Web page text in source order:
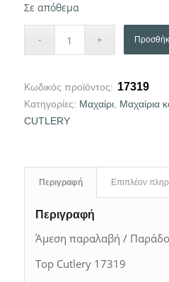
Σε απόθεμα
Κωδικός προϊόντος: 17319
Κατηγορίες: Μαχαίρι, Μαχαίρια
CUTLERY
Περιγραφή Επιπλέον
Περιγραφή
Άμεση παραλαβή /
Top Cutlery 17319